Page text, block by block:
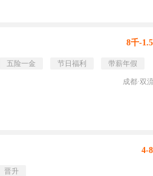
8千-
五险一金 节日福利 带薪年假
成都·双
4-
晋升